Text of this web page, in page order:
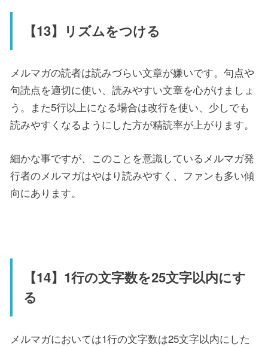
【13】リズムをつける
メルマガの読者は読みづらい文章が嫌いです。句点や
句読点を適切に使い、読みやすい文章を心がけましょ
う。また5行以上になる場合は改行を使い、少しでも
読みやすくなるようにした方が精読率が上がります。
細かな事ですが、このことを意識しているメルマガ発
行者のメルマガはやはり読みやすく、ファンも多い傾
向にあります。
【14】1行の文字数を25文字以内にす
る
メルマガにおいては1行の文字数は25文字以内にした